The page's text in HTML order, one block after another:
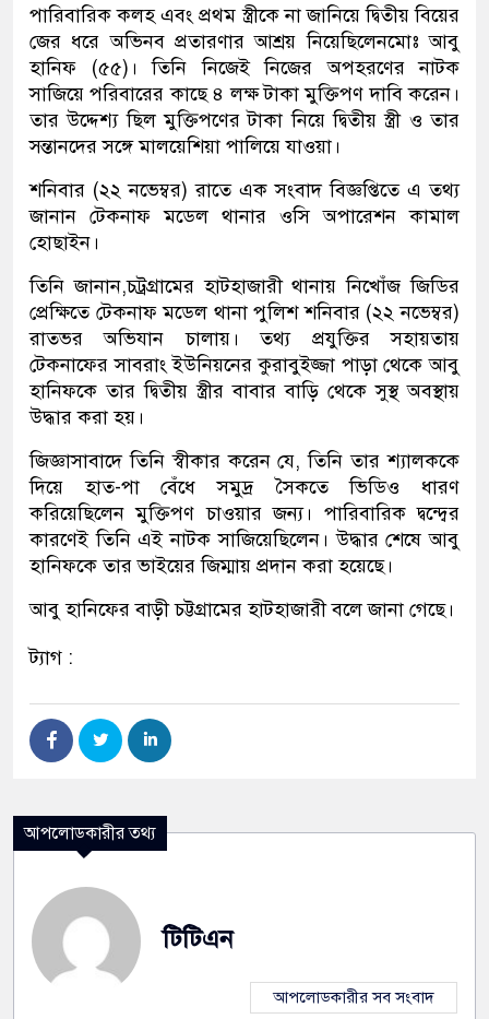
পারিবারিক কলহ এবং প্রথম স্ত্রীকে না জানিয়ে দ্বিতীয় বিয়ের
জের ধরে অভিনব প্রতারণার আশ্রয় নিয়েছিলেনমোঃ আবু
হানিফ (৫৫)। তিনি নিজেই নিজের অপহরণের নাটক
সাজিয়ে পরিবারের কাছে ৪ লক্ষ টাকা মুক্তিপণ দাবি করেন।
তার উদ্দেশ্য ছিল মুক্তিপণের টাকা নিয়ে দ্বিতীয় স্ত্রী ও তার
সন্তানদের সঙ্গে মালয়েশিয়া পালিয়ে যাওয়া।
শনিবার (২২ নভেম্বর) রাতে এক সংবাদ বিজ্ঞপ্তিতে এ তথ্য
জানান টেকনাফ মডেল থানার ওসি অপারেশন কামাল
হোছাইন।
তিনি জানান,চট্রগ্রামের হাটহাজারী থানায় নিখোঁজ জিডির
প্রেক্ষিতে টেকনাফ মডেল থানা পুলিশ শনিবার (২২ নভেম্বর)
রাতভর অভিযান চালায়। তথ্য প্রযুক্তির সহায়তায়
টেকনাফের সাবরাং ইউনিয়নের কুরাবুইজ্জা পাড়া থেকে আবু
হানিফকে তার দ্বিতীয় স্ত্রীর বাবার বাড়ি থেকে সুস্থ অবস্থায়
উদ্ধার করা হয়।
​জিজ্ঞাসাবাদে তিনি স্বীকার করেন যে, তিনি তার শ্যালককে
দিয়ে হাত-পা বেঁধে সমুদ্র সৈকতে ভিডিও ধারণ
করিয়েছিলেন মুক্তিপণ চাওয়ার জন্য। পারিবারিক দ্বন্দ্বের
কারণেই তিনি এই নাটক সাজিয়েছিলেন। উদ্ধার শেষে আবু
হানিফকে তার ভাইয়ের জিম্মায় প্রদান করা হয়েছে।
আবু হানিফের বাড়ী চট্টগ্রামের হাটহাজারী বলে জানা গেছে।
ট্যাগ :
আপলোডকারীর তথ্য
টিটিএন
আপলোডকারীর সব সংবাদ